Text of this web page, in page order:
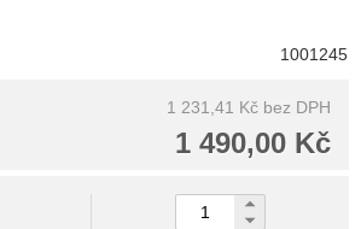
1001245
1 231,41 Kč bez DPH
1 490,00 Kč